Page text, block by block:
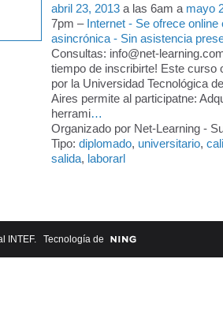
abril 23, 2013 a las 6am a mayo
7pm – Internet - Se ofrece online
asincrónica - Sin asistencia
Consultas: info@net-
tiempo de inscribirte! Este curso
por la Universidad Tecnológica
Aires permite al participatne:
herrami…
Organizado por Net-Learning -
Tipo: diplomado, universitario,
salida, laborarl
INTEF. Tecnología de